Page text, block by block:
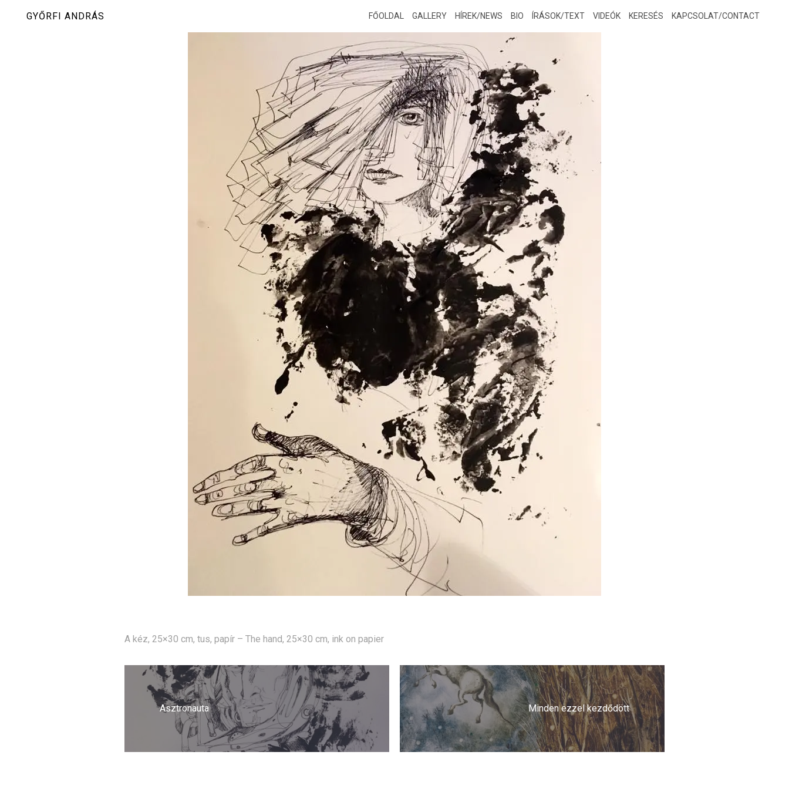
GYŐRFI ANDRÁS FŐOLDAL GALLERY HÍREK/NEWS BIO ÍRÁSOK/TEXT VIDEÓK KERESÉS KAPCSOLAT/CONTACT
A kéz, 25×30 cm, tus, papír – The hand, 25×30 cm, ink on papier
Bejegyzés
navigáció
Asztronauta Minden ezzel kezdődött